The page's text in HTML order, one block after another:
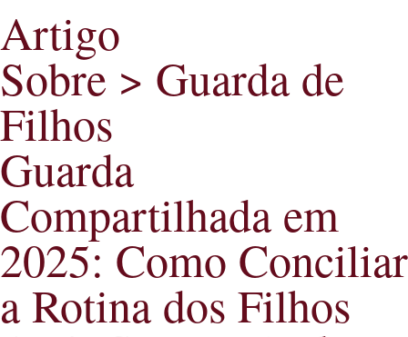
Artigo
Sobre > Guarda de
Filhos
Guarda
Compartilhada em
2025: Como Conciliar
a Rotina dos Filhos